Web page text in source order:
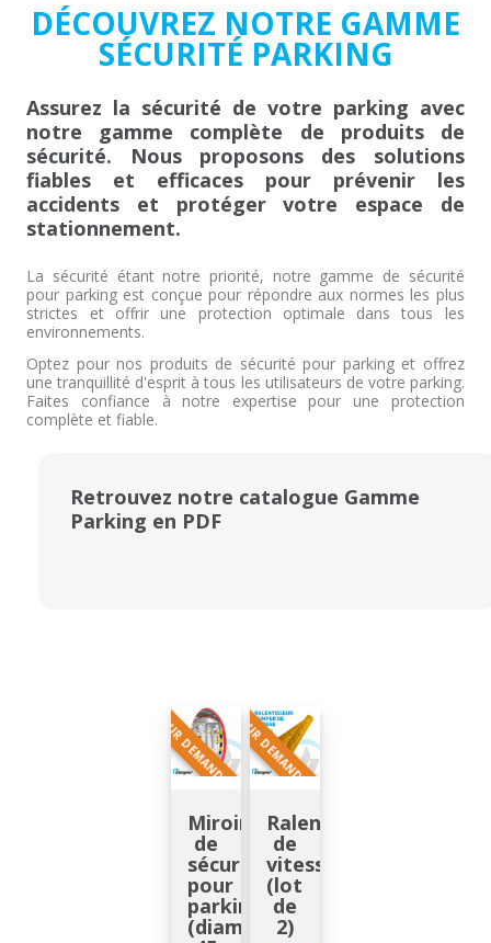
DÉCOUVREZ NOTRE GAMME
SÉCURITÉ PARKING
Assurez la sécurité de votre parking avec
notre gamme complète de produits de
sécurité. Nous proposons des solutions
fiables et efficaces pour prévenir les
accidents et protéger votre espace de
stationnement.
La sécurité étant notre priorité, notre gamme de sécurité
pour parking est conçue pour répondre aux normes les plus
strictes et offrir une protection optimale dans tous les
environnements.
Optez pour nos produits de sécurité pour parking et offrez
une tranquillité d'esprit à tous les utilisateurs de votre parking.
Faites confiance à notre expertise pour une protection
complète et fiable.
Retrouvez notre catalogue Gamme
Parking en PDF
SUR DEMANDE
Miroir
de
sécurité
pour
parking
(diamètre
SUR DEMANDE
Ralentisseur
de
vitesse
(lot
de
2)